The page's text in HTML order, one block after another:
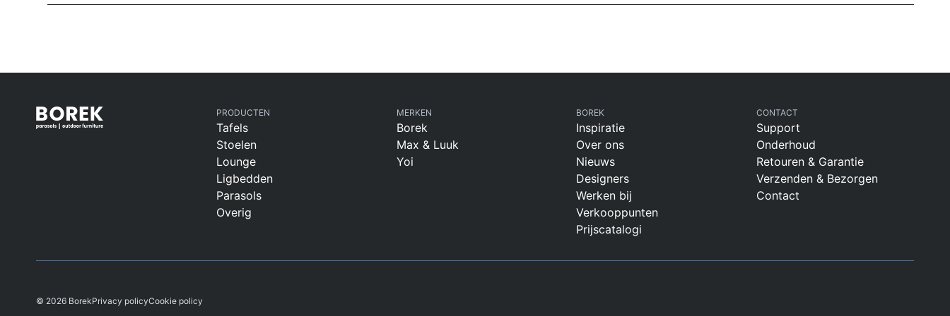
PRODUCTEN
Tafels
Stoelen
Lounge
Ligbedden
Parasols
Overig
MERKEN
Borek
Max & Luuk
Yoi
BOREK
Inspiratie
Over ons
Nieuws
Designers
Werken bij
Verkooppunten
Prijscatalogi
CONTACT
Support
Onderhoud
Retouren & Garantie
Verzenden & Bezorgen
Contact
© 2026 BorekPrivacy policyCookie policy